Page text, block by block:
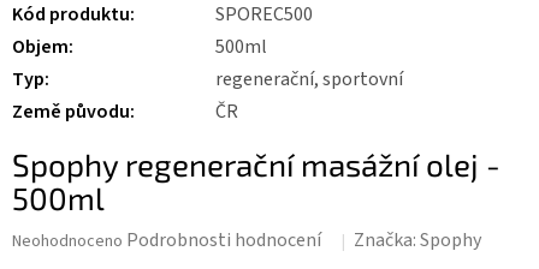
Kód produktu:
SPOREC500
Objem:
500ml
Typ:
regenerační, sportovní
Země původu: ČR
Spophy regenerační masážní olej -
500ml
Průměrné
Neohodnoceno Podrobnosti hodnocení Značka:Spophy